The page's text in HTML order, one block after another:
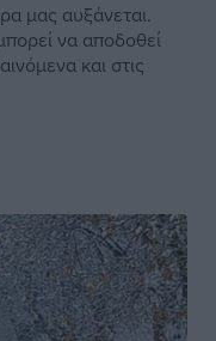
μας αυξάνεται.
να αποδοθεί
και στις